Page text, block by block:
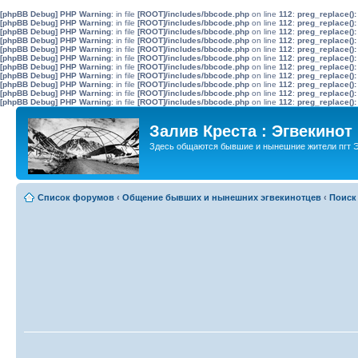
[phpBB Debug] PHP Warning: in file [ROOT]/includes/bbcode.php on line 112:
[phpBB Debug] PHP Warning: in file [ROOT]/includes/bbcode.php on line 112:
[phpBB Debug] PHP Warning: in file [ROOT]/includes/bbcode.php on line 112:
[phpBB Debug] PHP Warning: in file [ROOT]/includes/bbcode.php on line 112:
[phpBB Debug] PHP Warning: in file [ROOT]/includes/bbcode.php on line 112:
[phpBB Debug] PHP Warning: in file [ROOT]/includes/bbcode.php on line 112:
[phpBB Debug] PHP Warning: in file [ROOT]/includes/bbcode.php on line 112:
[phpBB Debug] PHP Warning: in file [ROOT]/includes/bbcode.php on line 112:
[phpBB Debug] PHP Warning: in file [ROOT]/includes/bbcode.php on line 112:
[phpBB Debug] PHP Warning: in file [ROOT]/includes/bbcode.php on line 112:
[phpBB Debug] PHP Warning: in file [ROOT]/includes/bbcode.php on line 112:
Залив Креста : Эгвекинот
Здесь общаются бывшие и нынешние жители пгт
Список форумов ‹ Общение бывших и нынешних эгвекинотцев ‹ Поиск